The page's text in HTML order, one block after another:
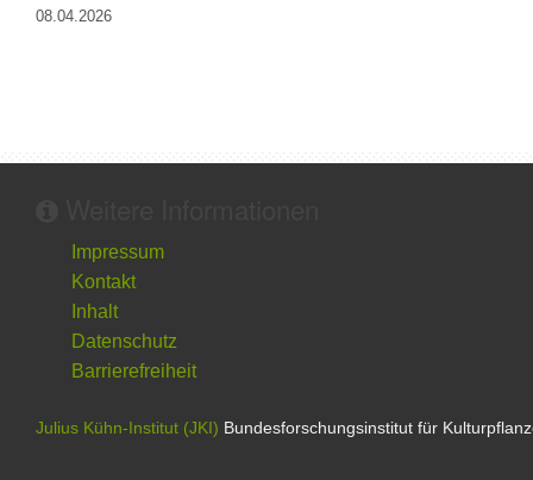
08.04.2026
Impressum
Kontakt
Inhalt
Datenschutz
Barrierefreiheit
Julius Kühn-Institut (JKI) Bundesforschungsinstitut für